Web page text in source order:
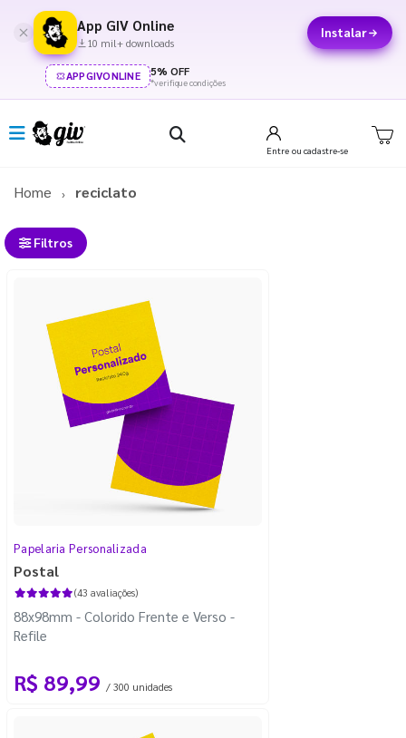
App GIV Online
10 mil+ downloads
Instalar
APPGIVONLINE 5% OFF
*verifique condições
Entre ou cadastre-se
Home reciclato
Filtros
Papelaria Personalizada
Postal
(43 avaliações)
88x98mm - Colorido Frente e Verso -
Refile
R$ 89,99 / 300 unidades